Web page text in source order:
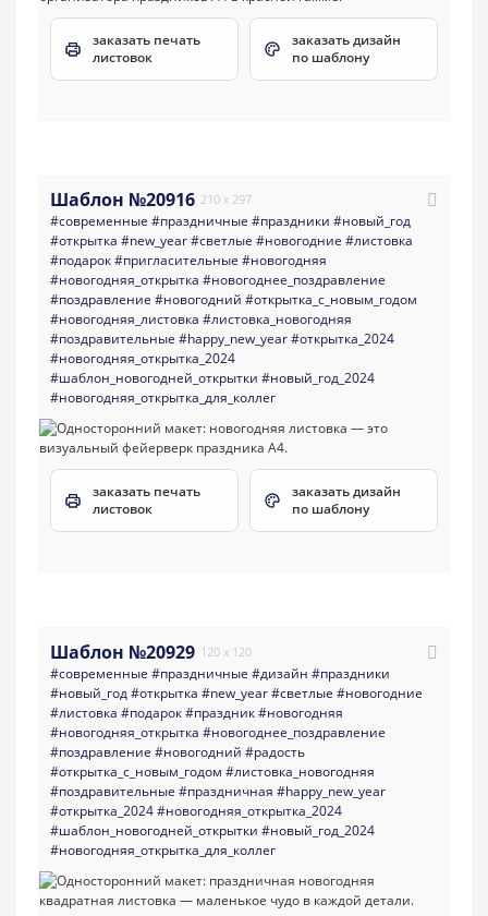
заказать печать
листовок
заказать дизайн
по шаблону
Шаблон №20916 210 x 297
#современные #праздничные #праздники #новый_год
#открытка #new_year#светлые #новогодние #листовка
#подарок#пригласительные #новогодняя
#новогодняя_открытка #новогоднее_поздравление
#поздравление #новогодний #открытка_с_новым_годом
#новогодняя_листовка #листовка_новогодняя
#поздравительные #happy_new_year#открытка_2024
#новогодняя_открытка_2024
#шаблон_новогодней_открытки #новый_год_2024
#новогодняя_открытка_для_коллег
заказать печать
листовок
заказать дизайн
по шаблону
Шаблон №20929 120 x 120
#современные #праздничные #дизайн #праздники
#новый_год#открытка #new_year#светлые #новогодние
#листовка #подарок#праздник#новогодняя
#новогодняя_открытка #новогоднее_поздравление
#поздравление #новогодний #радость
#открытка_с_новым_годом #листовка_новогодняя
#поздравительные #праздничная #happy_new_year
#открытка_2024#новогодняя_открытка_2024
#шаблон_новогодней_открытки #новый_год_2024
#новогодняя_открытка_для_коллег